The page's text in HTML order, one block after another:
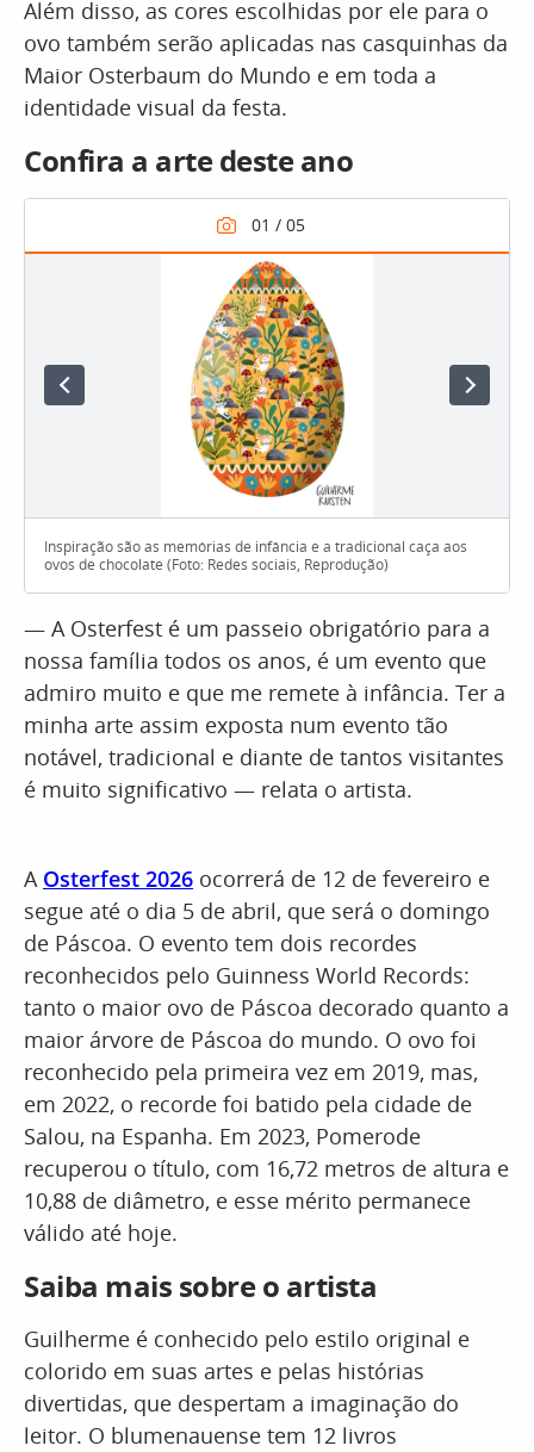
Além disso, as cores escolhidas por ele para o
ovo também serão aplicadas nas casquinhas da
Maior Osterbaum do Mundo e em toda a
identidade visual da festa.
Confira a arte deste ano
Inspiração são as memórias de infância e a tradicional caça aos
ovos de chocolate (Foto: Redes sociais, Reprodução)
— A Osterfest é um passeio obrigatório para a
nossa família todos os anos, é um evento que
admiro muito e que me remete à infância. Ter a
minha arte assim exposta num evento tão
notável, tradicional e diante de tantos visitantes
é muito significativo — relata o artista.
A Osterfest 2026 ocorrerá de 12 de fevereiro e
segue até o dia 5 de abril, que será o domingo
de Páscoa. O evento tem dois recordes
reconhecidos pelo Guinness World Records:
tanto o maior ovo de Páscoa decorado quanto a
maior árvore de Páscoa do mundo. O ovo foi
reconhecido pela primeira vez em 2019, mas,
em 2022, o recorde foi batido pela cidade de
Salou, na Espanha. Em 2023, Pomerode
recuperou o título, com 16,72 metros de altura e
10,88 de diâmetro, e esse mérito permanece
válido até hoje.
Saiba mais sobre o artista
Guilherme é conhecido pelo estilo original e
colorido em suas artes e pelas histórias
divertidas, que despertam a imaginação do
leitor. O blumenauense tem 12 livros